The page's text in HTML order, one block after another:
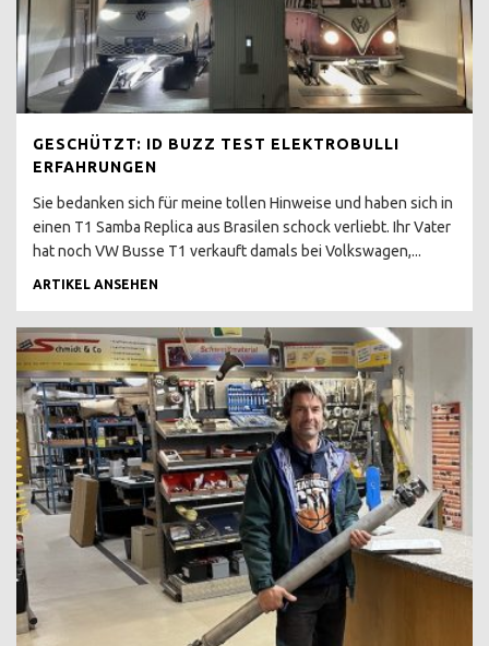
BLUE STAR
LAST LIMITED EDITION
MULTIVAN VERKACKT
BULLI FÜR JEDEN TAG ?
POSTBUS
T3 HYPE HÖCHSTPREISE
T3 DIESEL ODER
BENZINER KAUFEN ?
T3 DIESEL KAUFEN ?
T3 BOXER WASSER
GEKUEHLT ?
T3 BOXER LUFT
GEKUEHLT ?
T3 SYNCRO BERATUNG
GESCHÜTZT: ID BUZZ TEST ELEKTROBULLI
ERFAHRUNGEN
Sie bedanken sich für meine tollen Hinweise und haben sich in
einen T1 Samba Replica aus Brasilen schock verliebt. Ihr Vater
hat noch VW Busse T1 verkauft damals bei Volkswagen,...
ARTIKEL ANSEHEN